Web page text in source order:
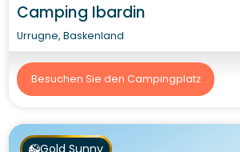
Camping Ibardin
Urrugne, Baskenland
Besuchen Sie den Campingplatz
Gold Sunny